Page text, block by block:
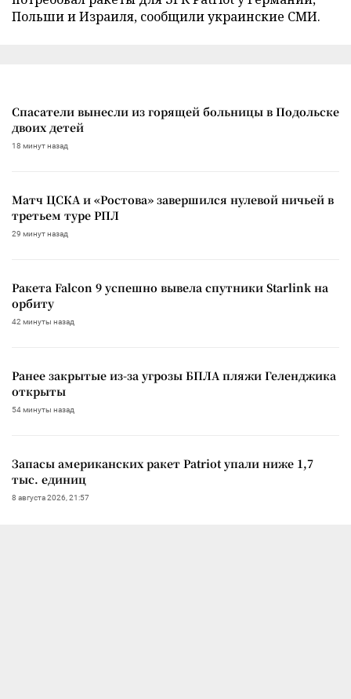
Польши и Израиля, сообщили украинские СМИ.
Спасатели вынесли из горящей больницы в Подольске
двоих детей
18 минут назад
Матч ЦСКА и «Ростова» завершился нулевой ничьей в
третьем туре РПЛ
29 минут назад
Ракета Falcon 9 успешно вывела спутники Starlink на
орбиту
42 минуты назад
Ранее закрытые из-за угрозы БПЛА пляжи Геленджика
открыты
54 минуты назад
Запасы американских ракет Patriot упали ниже 1,7
тыс. единиц
8 августа 2026, 21:57